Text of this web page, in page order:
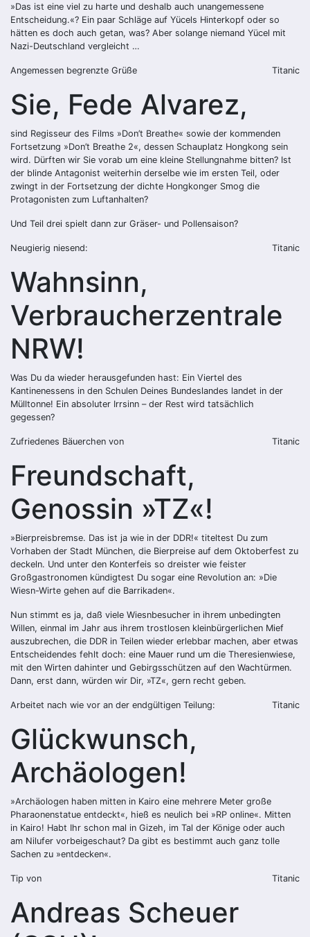
»Das ist eine viel zu harte und deshalb auch unangemessene
Entscheidung.«? Ein paar Schläge auf Yücels Hinterkopf oder so
hätten es doch auch getan, was? Aber solange niemand Yücel mit
Nazi-Deutschland vergleicht …
Angemessen begrenzte Grüße Titanic
Sie, Fede Alvarez,
sind Regisseur des Films »Don’t Breathe« sowie der kommenden
Fortsetzung »Don’t Breathe 2«, dessen Schauplatz Hongkong sein
wird. Dürften wir Sie vorab um eine kleine Stellungnahme bitten? Ist
der blinde Antagonist weiterhin derselbe wie im ersten Teil, oder
zwingt in der Fortsetzung der dichte Hongkonger Smog die
Protagonisten zum Luftanhalten?
Und Teil drei spielt dann zur Gräser- und Pollensaison?
Neugierig niesend: Titanic
Wahnsinn,
Verbraucherzentrale
NRW!
Was Du da wieder herausgefunden hast: Ein Viertel des
Kantinenessens in den Schulen Deines Bundeslandes landet in der
Mülltonne! Ein absoluter Irrsinn – der Rest wird tatsächlich
gegessen?
Zufriedenes Bäuerchen von Titanic
Freundschaft,
Genossin »TZ«!
»Bierpreisbremse. Das ist ja wie in der DDR!« titeltest Du zum
Vorhaben der Stadt München, die Bierpreise auf dem Oktoberfest zu
deckeln. Und unter den Konterfeis so dreister wie feister
Großgastronomen kündigtest Du sogar eine Revolution an: »Die
Wiesn-Wirte gehen auf die Barrikaden«.
Nun stimmt es ja, daß viele Wiesnbesucher in ihrem unbedingten
Willen, einmal im Jahr aus ihrem trostlosen kleinbürgerlichen Mief
auszubrechen, die DDR in Teilen wieder erlebbar machen, aber etwas
Entscheidendes fehlt doch: eine Mauer rund um die Theresienwiese,
mit den Wirten dahinter und Gebirgsschützen auf den Wachtürmen.
Dann, erst dann, würden wir Dir, »TZ«, gern recht geben.
Arbeitet nach wie vor an der endgültigen Teilung: Titanic
Glückwunsch,
Archäologen!
»Archäologen haben mitten in Kairo eine mehrere Meter große
Pharaonenstatue entdeckt«, hieß es neulich bei »RP online«. Mitten
in Kairo! Habt Ihr schon mal in Gizeh, im Tal der Könige oder auch
am Nilufer vorbeigeschaut? Da gibt es bestimmt auch ganz tolle
Sachen zu »entdecken«.
Tip von Titanic
Andreas Scheuer